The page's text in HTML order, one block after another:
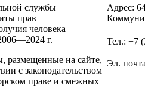
службы
прав
человека
г.
размещенные на сайте,
с законодательством
праве и смежных
Адрес:
Тел.: +7
Эл.